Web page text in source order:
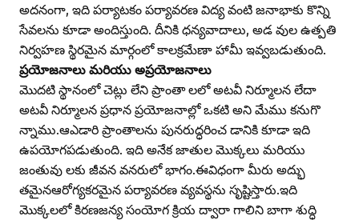
అదనంగా, ఇది పర్యాటకం పర్యావరణ విద్య వంటి జనాభాకు కొన్ని
సేవలను కూడా అందిస్తుంది. దీనికి ధన్యవాదాలు, అడ వుల ఉత్పతి
నిర్వహణ స్థిరమైన మార్గంలో కాలక్రమేణా హామీ ఇవ్వబడుతుంది.
ప్రయోజనాలు మరియు అప్రయోజనాలు
మొదటి స్థానంలో చెట్లు లేని ప్రాంతా లలో అటవీ నిర్మూలన లేదా
అటవీ నిర్మూలన ప్రధాన ప్రయోజనాల్లో ఒకటి అని మేము కనుగొ
న్నాము.ఆఎడారి ప్రాంతాలను పునరుద్ధరించ డానికి కూడా ఇది
ఉపయోగపడుతుంది. ఇది అనేక జాతుల మొక్కలు మరియు
జంతువు లకు జీవన వనరులో భాగం.ఈవిధంగా మీరు అద్భు
తమైనఆరోగ్యకరమైన పర్యావరణ వ్యవస్థను సృష్టిస్తారు.ఇది
మొక్కలలో కిరణజన్య సంయోగ క్రియ ద్వారా గాలిని బాగా శుద్ధి